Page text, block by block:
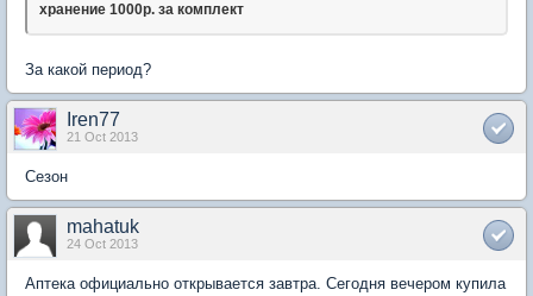
хранение 1000р. за комплект
За какой период?
Iren77
21 Oct 2013
Сезон
mahatuk
24 Oct 2013
Аптека официально открывается завтра. Сегодня вечером купила